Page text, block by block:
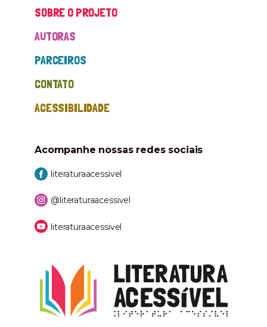
SOBRE O PROJETO
AUTORAS
PARCEIROS
CONTATO
ACESSIBILIDADE
Acompanhe nossas redes sociais
literaturaacessivel
@literaturaacessivel
literaturaacessivel